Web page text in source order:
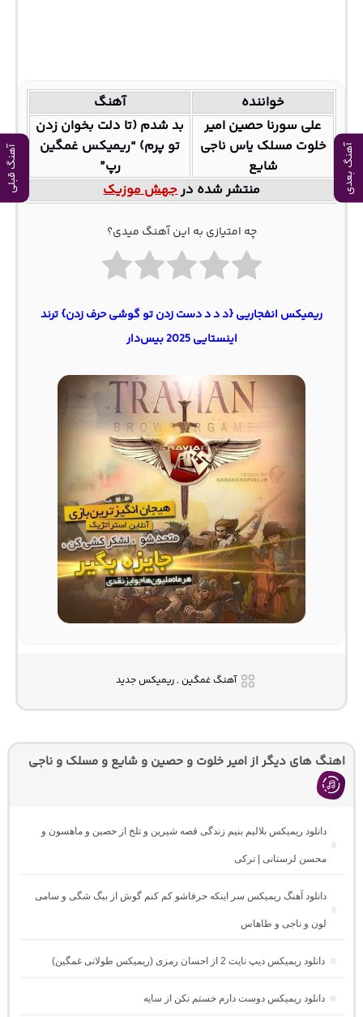
آهنگ بعدی آهنگ قبلی
خواننده
آهنگ
علی سورنا حصین امیر
خلوت مسلک یاس ناجی
شایع
بد شدم (تا دلت بخوان زدن
تو پرم) “ریمیکس غمگین
رپ”
منتشر شده درجهش موزیک
چه امتیازی به این آهنگ میدی؟
ریمیکس انفجاریی {د د د دست زدن تو گوشی حرف زدن} ترند
اینستایی 2025 بیس‌دار
آهنگ غمگین , ریمیکس جدید
اهنگ های دیگر از امیر خلوت و حصین و شایع و مسلک و ناجی
دانلود ریمیکس بلالیم بنیم زندگی قصه شیرین و تلخ از حصین و ماهسون و
محسن لرستانی | ترکی
دانلود آهنگ ریمیکس سر اینکه حرفاشو کم کنم گوش از بیگ شگی و سامی
لون و ناجی و طاهاس
دانلود ریمیکس دیپ نایت 2 از احسان رمزی (ریمیکس طولانی غمگین)
دانلود ریمیکس دوست دارم خستم نکن از سایه